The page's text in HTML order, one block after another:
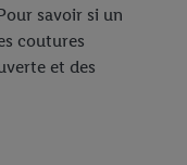
savoir si un
coutures
et des